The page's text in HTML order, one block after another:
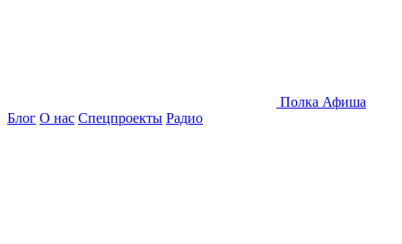
Полка Афиша
Блог О нас Спецпроекты Радио